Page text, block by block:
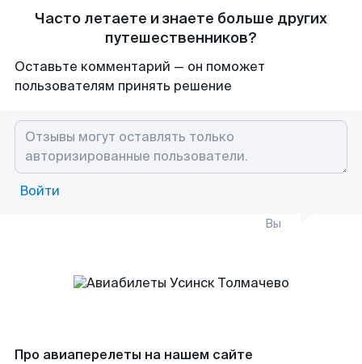
Часто летаете и знаете больше других
путешественников?
Оставьте комментарий — он поможет
пользователям принять решение
Войти
Вы
Про авиаперелеты на нашем сайте